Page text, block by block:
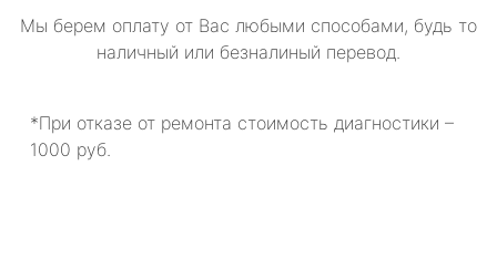
Мы берем оплату от Вас любыми способами, будь то
наличный или безналиный перевод.
*При отказе от ремонта стоимость диагностики –
1000 руб.